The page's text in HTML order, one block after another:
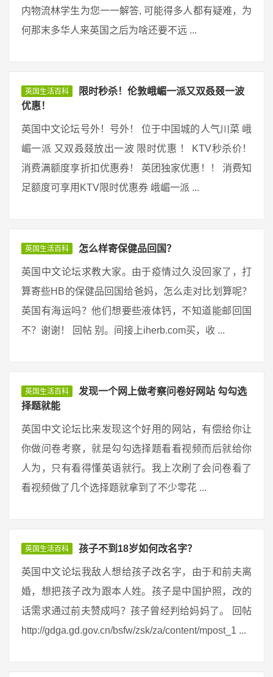
内物流林学生为您一一解答, 可能得多人都有疑难，为
何那末多华人来英国之后为啥还要不远 ...
英国生活百科
限时秒杀！伦敦峨嵋一派又双叒叕一波
优惠！
英国中文论坛号外！号外！ 位于中国城的人气川菜 峨
嵋一派 又双叒叕放出一波 限时优惠 ！ KTV秒杀价！
消费满额度享折扣优惠券！ 英团独家优惠！！ 消费知
足额度可享用KTV限时优惠券 峨嵋一派 ...
英国生活百科 怎么样寄保健品回国？
英国中文论坛求教大家。由于疫情过久没回家了，打
算寄些HB的保健品回国给爸妈，怎么走对比划算呢？
英国有海运吗？他们想要些液体钙，不知道能邮回国
不？谢谢！ 回帖 别。间接上iherb.com买，收 ...
英国生活百科
发现一个网上做考察问卷好网站 勾勾选
择题就能
英国中文论坛比来发现这个好用的网站，有偿给你让
你做问卷考察，就是勾勾选择题看看视频而后就给你
人为，只有看得懂英语就行。我上次刷了会问卷看了
看视频做了几个选择题就拿到了不少零花 ...
英国生活百科 孩子不到18岁如何改名字？
英国中文论坛我敌人想给孩子改名字，由于和前夫离
婚，想把孩子改为跟本人姓。孩子是中国护照，改的
话需求通过前夫赞成吗？孩子曾经判给妈妈了。 回帖
http://gdga.gd.gov.cn/bsfw/zsk/za/content/mpost_1 ...